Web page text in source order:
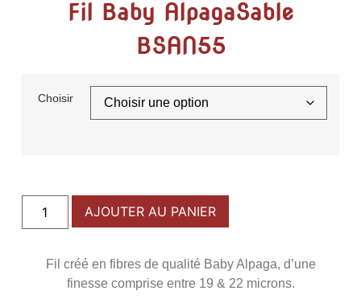
Fil Baby AlpagaSable
BSAN55
Choisir
AJOUTER AU PANIER
Fil créé en fibres de qualité Baby Alpaga, d’une
finesse comprise entre 19 & 22 microns.